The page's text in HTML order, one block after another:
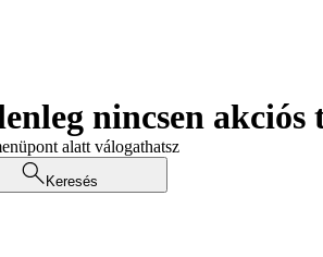
nincsen akciós
alatt válogathatsz
Keresés